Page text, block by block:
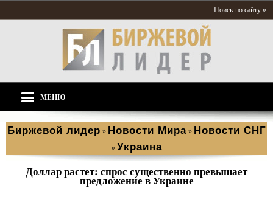
Поиск по сайту »
МЕНЮ
Биржевой лидер » Новости Мира » Новости СНГ
» Украина
Доллар растет: спрос существенно превышает
предложение в Украине